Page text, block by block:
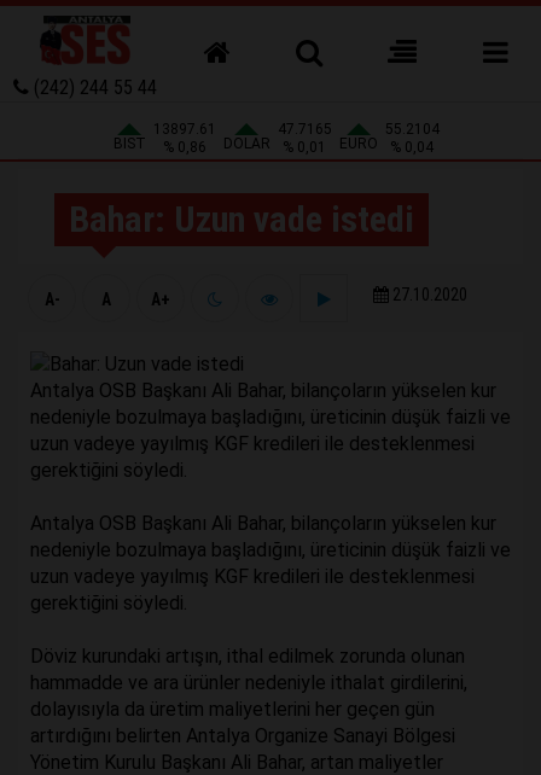
(242) 244 55 44
BIST
13897.61
% 0,86
DOLAR
47.7165
% 0,01
EURO
55.2104
% 0,04
Bahar: Uzun vade istedi
A- A A+ 27.10.2020
Antalya OSB Başkanı Ali Bahar, bilançoların yükselen kur
nedeniyle bozulmaya başladığını, üreticinin düşük faizli ve
uzun vadeye yayılmış KGF kredileri ile desteklenmesi
gerektiğini söyledi.
Antalya OSB Başkanı Ali Bahar, bilançoların yükselen kur
nedeniyle bozulmaya başladığını, üreticinin düşük faizli ve
uzun vadeye yayılmış KGF kredileri ile desteklenmesi
gerektiğini söyledi.
Döviz kurundaki artışın, ithal edilmek zorunda olunan
hammadde ve ara ürünler nedeniyle ithalat girdilerini,
dolayısıyla da üretim maliyetlerini her geçen gün
artırdığını belirten Antalya Organize Sanayi Bölgesi
Yönetim Kurulu Başkanı Ali Bahar, artan maliyetler